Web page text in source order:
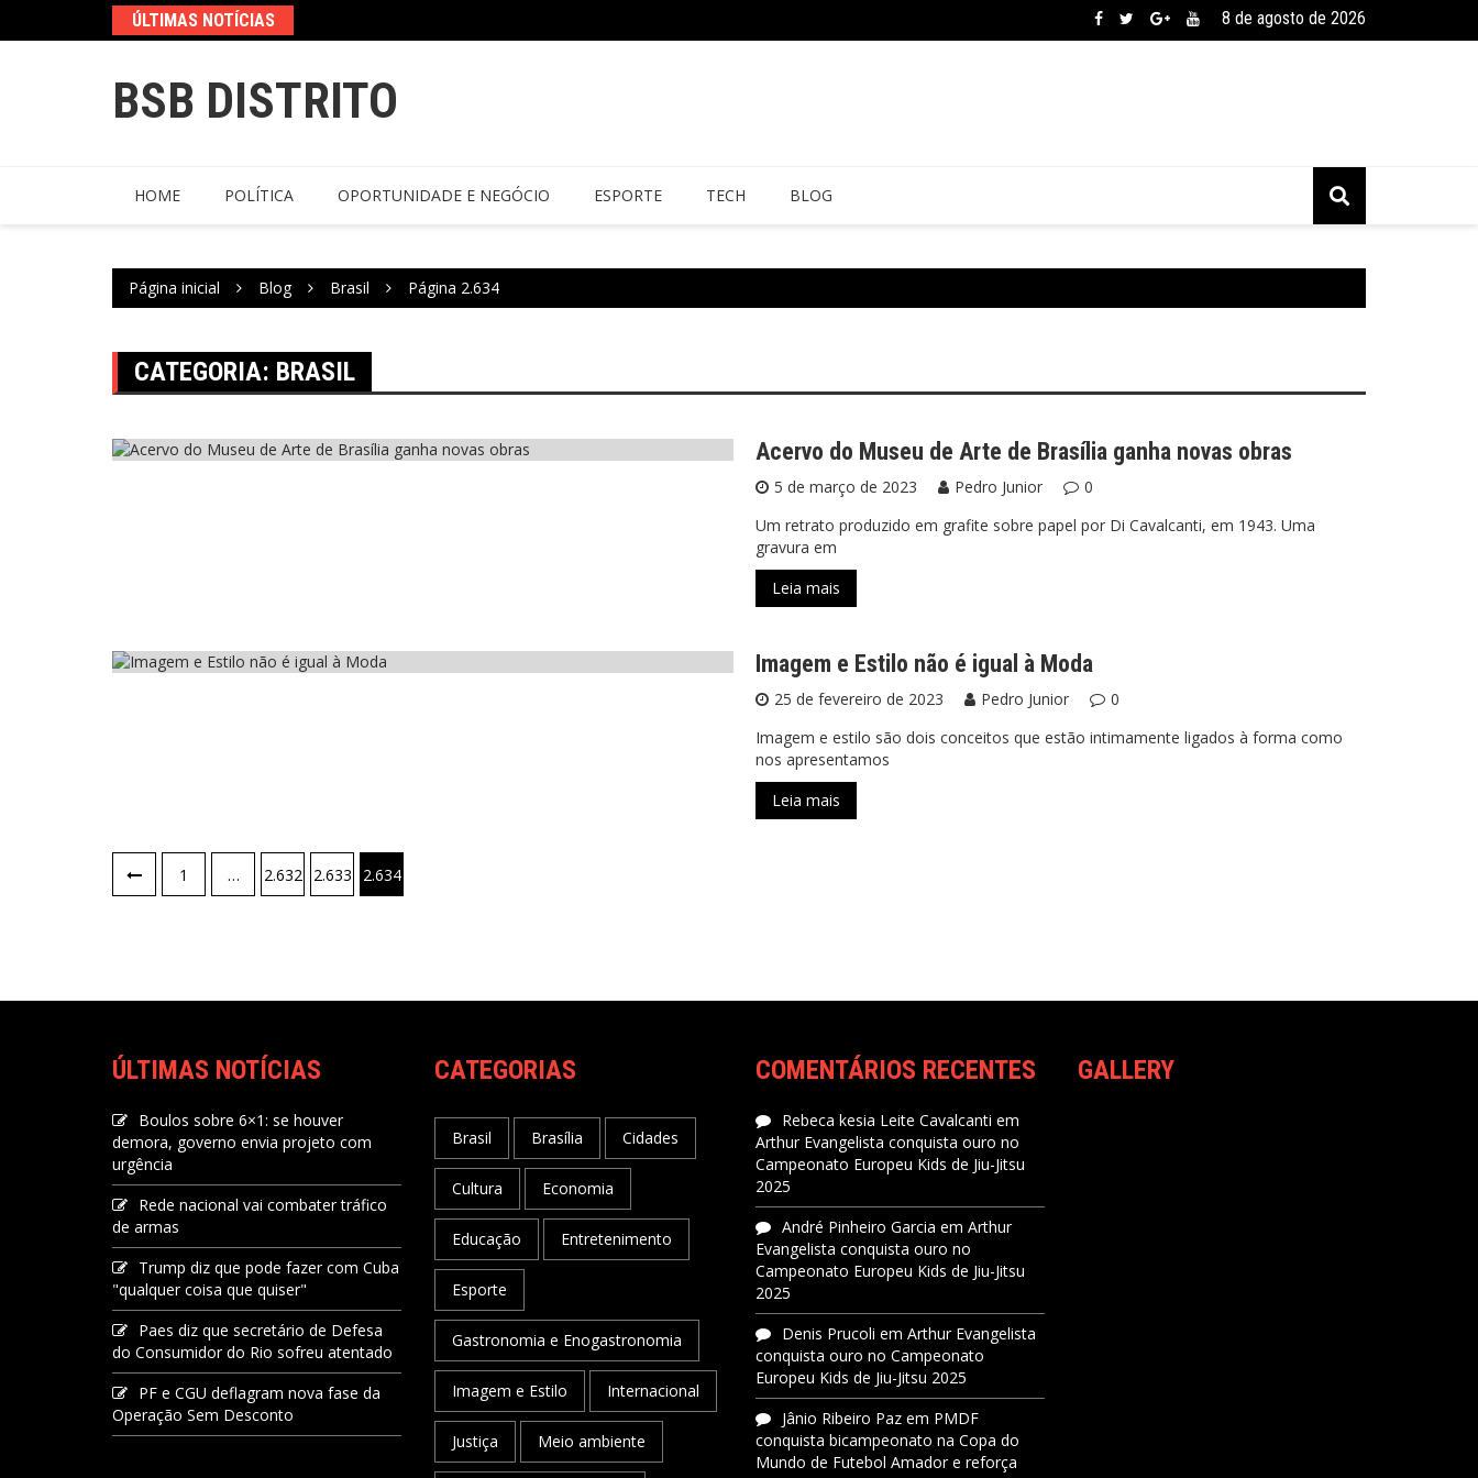
ÚLTIMAS NOTÍCIAS 8 de agosto de 2026
BSB DISTRITO
HOME POLÍTICA OPORTUNIDADE E NEGÓCIO ESPORTE TECH BLOG
Página inicial Blog Brasil Página 2.634
CATEGORIA: BRASIL
Acervo do Museu de Arte de Brasília ganha novas obras
5 de março de 2023 Pedro Junior
0
Um retrato produzido em grafite sobre papel por Di Cavalcanti, em 1943. Uma
gravura em
Leia mais
Imagem e Estilo não é igual à Moda
25 de fevereiro de 2023 Pedro Junior
0
Imagem e estilo são dois conceitos que estão intimamente ligados à forma como
nos apresentamos
Leia mais
1 … 2.632 2.633 2.634
ÚLTIMAS NOTÍCIAS
Boulos sobre 6×1: se houver
demora, governo envia projeto com
urgência
Rede nacional vai combater tráfico
de armas
Trump diz que pode fazer com Cuba
"qualquer coisa que quiser"
Paes diz que secretário de Defesa
do Consumidor do Rio sofreu atentado
PF e CGU deflagram nova fase da
Operação Sem Desconto
CATEGORIAS
Brasil Brasília Cidades
Cultura Economia
Educação Entretenimento
Esporte
Gastronomia e Enogastronomia
Imagem e Estilo Internacional
Justiça Meio ambiente
COMENTÁRIOS RECENTES
Rebeca kesia Leite Cavalcanti em
Arthur Evangelista conquista ouro no
Campeonato Europeu Kids de Jiu-Jitsu
2025
André Pinheiro Garcia em Arthur
Evangelista conquista ouro no
Campeonato Europeu Kids de Jiu-Jitsu
2025
Denis Prucoli em Arthur Evangelista
conquista ouro no Campeonato
Europeu Kids de Jiu-Jitsu 2025
Jânio Ribeiro Paz em PMDF
conquista bicampeonato na Copa do
Mundo de Futebol Amador e reforça
GALLERY